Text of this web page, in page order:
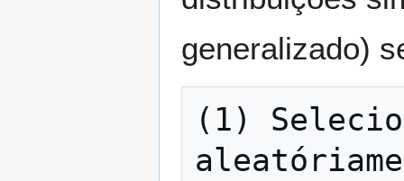
generalizado)
(1)